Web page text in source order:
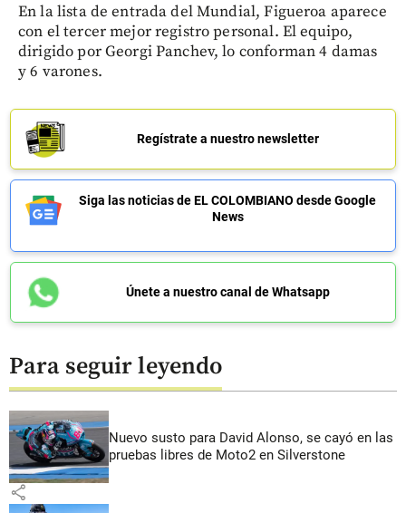
En la lista de entrada del Mundial, Figueroa aparece
con el tercer mejor registro personal. El equipo,
dirigido por Georgi Panchev, lo conforman 4 damas
y 6 varones.
Regístrate a nuestro newsletter
Siga las noticias de EL COLOMBIANO desde Google
News
Únete a nuestro canal de Whatsapp
Para seguir leyendo
Nuevo susto para David Alonso, se cayó en las
pruebas libres de Moto2 en Silverstone
share